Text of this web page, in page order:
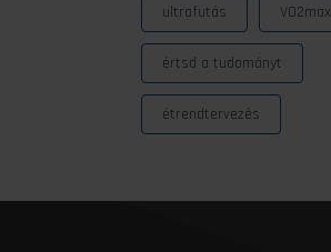
ultrafutás VO2max
értsd a tudományt
étrendtervezés